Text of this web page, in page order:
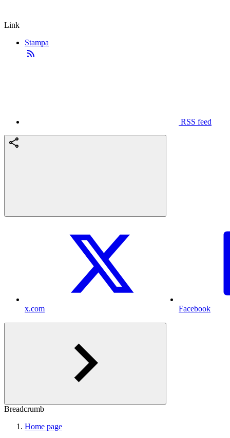
Link
Stampa
RSS feed
x.com Facebook
Breadcrumb
Home page